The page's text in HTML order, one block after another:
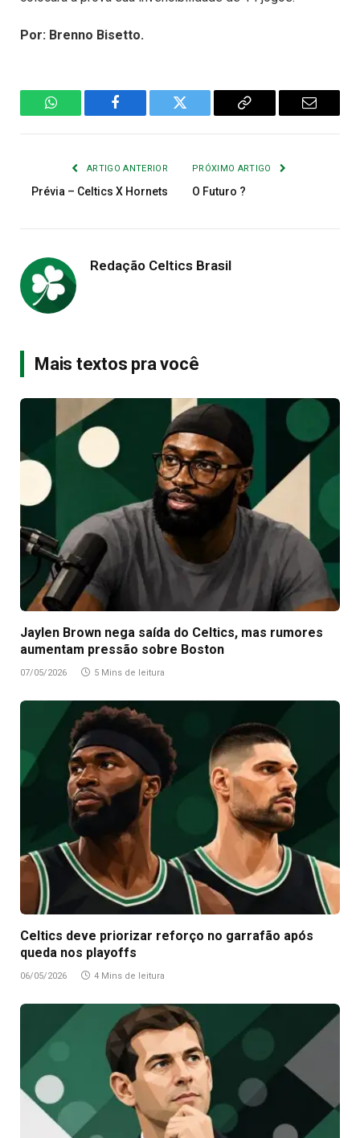
Por: Brenno Bisetto.
WhatsAppFacebook Twitter
Copiar
E-
ARTIGO ANTERIOR
Prévia – Celtics X Hornets
PRÓXIMO ARTIGO
O Futuro ?
Redação Celtics Brasil
Mais textos pra você
Jaylen Brown nega saída do Celtics, mas rumores
aumentam pressão sobre Boston
07/05/2026 5 Mins de leitura
Celtics deve priorizar reforço no garrafão após
queda nos playoffs
06/05/2026 4 Mins de leitura